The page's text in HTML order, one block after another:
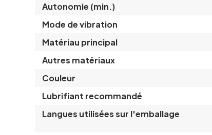
Autonomie (min.)
Mode de vibration
Matériau principal
Autres matériaux
Couleur
Lubrifiant recommandé
Langues utilisées sur l'emballage